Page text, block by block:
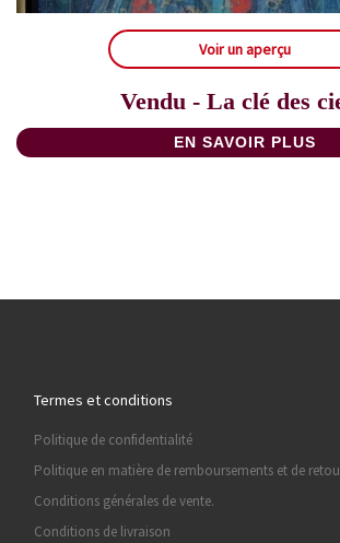
Voir un aperçu
Vendu - La clé des
EN SAVOIR PLUS
Termes et conditions
Politique de confidentialité
Politique en matière de remboursements et de
Conditions générales de vente.
Conditions de livraison